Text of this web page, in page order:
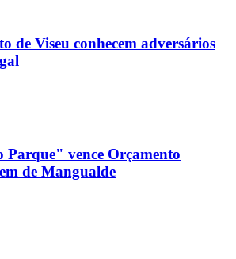
de Viseu conhecem adversários
Parque" vence Orçamento
de Mangualde